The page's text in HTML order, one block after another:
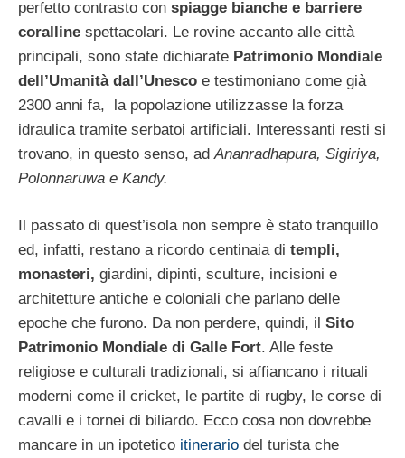
perfetto contrasto con spiagge bianche e barriere
coralline spettacolari. Le rovine accanto alle città
principali, sono state dichiarate Patrimonio Mondiale
dell’Umanità dall’Unesco e testimoniano come già
2300 anni fa, la popolazione utilizzasse la forza
idraulica tramite serbatoi artificiali. Interessanti resti si
trovano, in questo senso, ad Ananradhapura, Sigiriya,
Polonnaruwa e Kandy.
Il passato di quest’isola non sempre è stato tranquillo
ed, infatti, restano a ricordo centinaia di templi,
monasteri, giardini, dipinti, sculture, incisioni e
architetture antiche e coloniali che parlano delle
epoche che furono. Da non perdere, quindi, il Sito
Patrimonio Mondiale di Galle Fort. Alle feste
religiose e culturali tradizionali, si affiancano i rituali
moderni come il cricket, le partite di rugby, le corse di
cavalli e i tornei di biliardo. Ecco cosa non dovrebbe
mancare in un ipotetico itinerario del turista che